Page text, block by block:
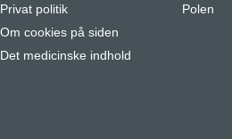
Privat politik
Om cookies på siden
Det medicinske indhold
Polen